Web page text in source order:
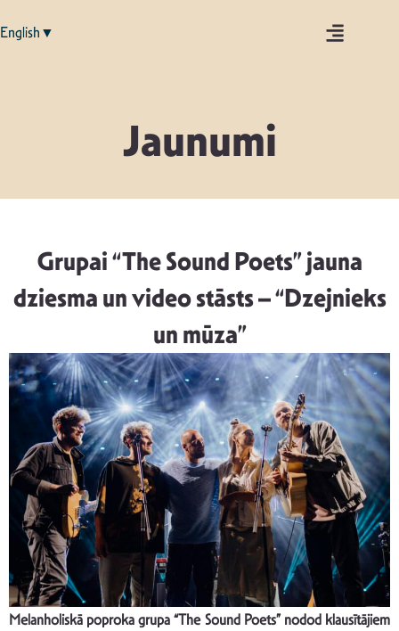
English▼
Jaunumi
Grupai “The Sound Poets” jauna
dziesma un video stāsts – “Dzejnieks
un mūza”
Melanholiskā poproka grupa “The Sound Poets” nodod klausītājiem